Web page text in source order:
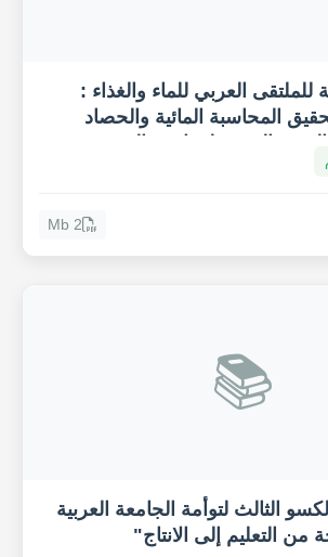
للملتقى العربي للماء والغذاء :
المحاسبة المائية والحصاد
2 Mb
📚
الثالث لتوأمة الجامعة العربية
من التعليم إلى الانتاج"